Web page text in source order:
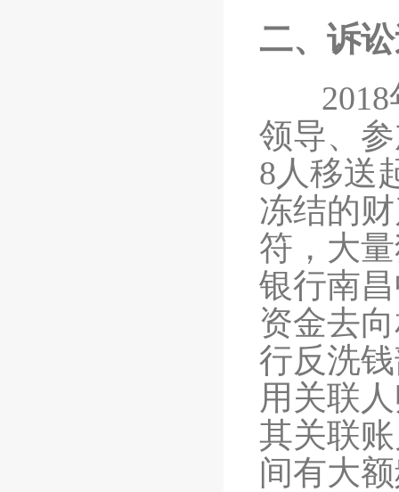
二、诉
2018
领导、
8人移送
冻结的
符，大
银行南
资金去
行反洗钱
用关联
其关联
间有大